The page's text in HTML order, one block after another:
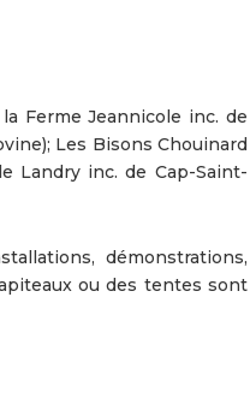
Ferme Jeannicole inc. de
Les Bisons Chouinard
Landry inc. de Cap-Saint-
démonstrations,
ou des tentes sont